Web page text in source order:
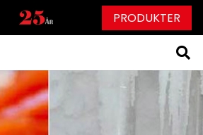
PRODUKTER